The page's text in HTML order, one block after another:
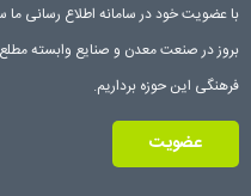
با عضویت خود در سامانه اطلاع رسانی
بروز در صنعت معدن و صنایع وابسته
فرهنگی این حوزه برداریم.
عضویت